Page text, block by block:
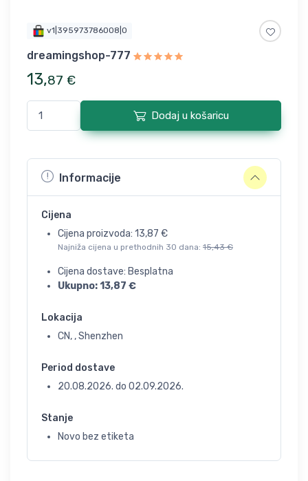
v1|395973786008|0
dreamingshop-777
13,87 €
Dodaj u košaricu
Informacije
Cijena
Cijena proizvoda: 13,87 €
Najniža cijena u prethodnih 30 dana: 15,43 €
Cijena dostave: Besplatna
Ukupno:13,87 €
Lokacija
CN, , Shenzhen
Period dostave
20.08.2026. do 02.09.2026.
Stanje
Novo bez etiketa